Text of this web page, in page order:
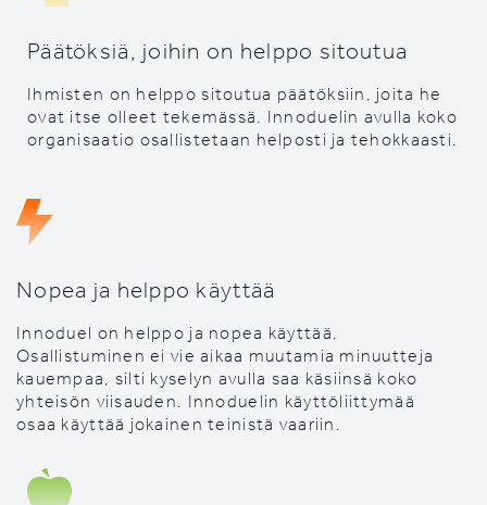
Päätöksiä, joihin on helppo sitoutua
Ihmisten on helppo sitoutua päätöksiin, joita he
ovat itse olleet tekemässä. Innoduelin avulla koko
organisaatio osallistetaan helposti ja tehokkaasti.
Nopea ja helppo käyttää
Innoduel on helppo ja nopea käyttää.
Osallistuminen ei vie aikaa muutamia minuutteja
kauempaa, silti kyselyn avulla saa käsiinsä koko
yhteisön viisauden. Innoduelin käyttöliittymää
osaa käyttää jokainen teinistä vaariin.